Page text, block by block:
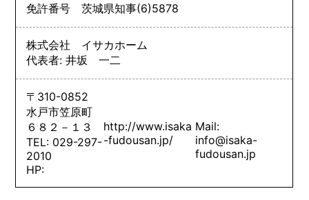
免許番号茨城県知事(6)5878
株式会社 イサカホーム
代表者: 井坂 一二
〒310-0852
水戸市笠原町
６８２－１３
TEL: 029-297-
2010
HP:
http://www.isaka
-fudousan.jp/
Mail:
info@isaka-
fudousan.jp